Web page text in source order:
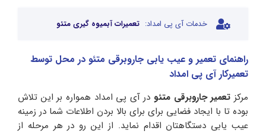
خدمات آی پی امداد: تعمیرات آبمیوه گیری متئو
راهنمای تعمیر و عیب یابی جاروبرقی متئو در محل توسط
تعمیرکار آی پی امداد
مرکز تعمیر جاروبرقی متئو در آی پی امداد همواره بر این تلاش
بوده تا با ایجاد فضایی برای برای بالا بردن اطلاعات شما در زمینه
عیب یابی دستگاهتان اقدام نماید. از این رو در هر مرحله از